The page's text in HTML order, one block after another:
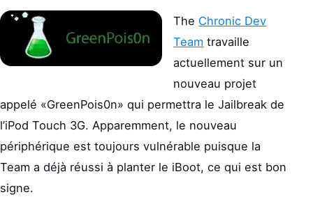
The Chronic Dev
Team travaille
actuellement sur un
nouveau projet
appelé «GreenPois0n» qui permettra le Jailbreak de
l’iPod Touch 3G. Apparemment, le nouveau
périphérique est toujours vulnérable puisque la
Team a déjà réussi à planter le iBoot, ce qui est bon
signe.